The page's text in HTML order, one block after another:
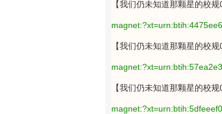
【我们仍未知道那颗星的校规
【我们仍未知道那颗星的校规
【我们仍未知道那颗星的校规